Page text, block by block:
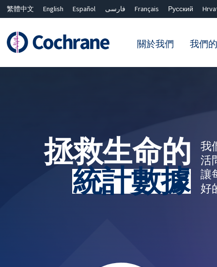
繁體中文 English Español فارسی Français Русский
關於我們 我們
拯救生命的
統計數據
我
活
讓
好